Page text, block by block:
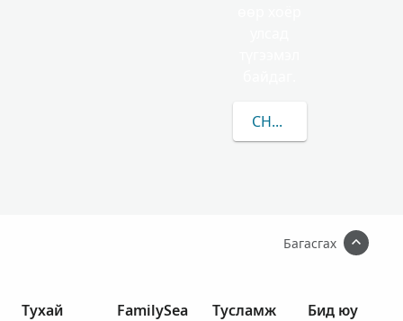
CHOOP-ЫН/ИЙН
Багасгах
Тухай
FamilySea
Тусламж
Бид юу